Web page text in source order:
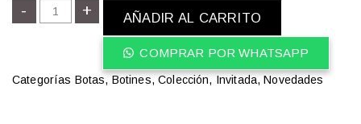
-
u
B
+ AÑADIR AL CARRITO
COMPRAR POR WHATSAPP
Categorías Botas, Botines,Colección, Invitada,Novedades